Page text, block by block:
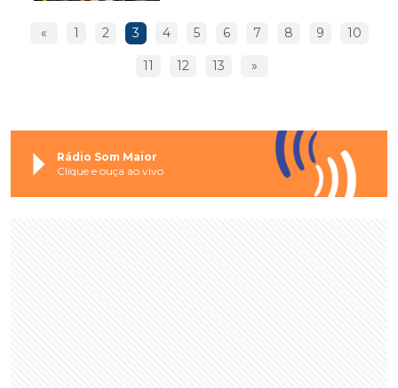
« 1 2 3 4 5 6 7 8 9 10
11 12 13 »
Rádio Som Maior
Clique e ouça ao vivo